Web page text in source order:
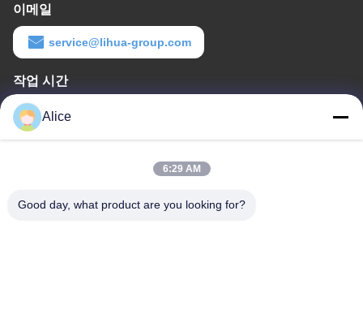
이메일
service@lihua-group.com
작업 시간
8:30-18:00
우리 주소
중국 산시성
Alice
6:29 AM
Good day, what product are you looking for?